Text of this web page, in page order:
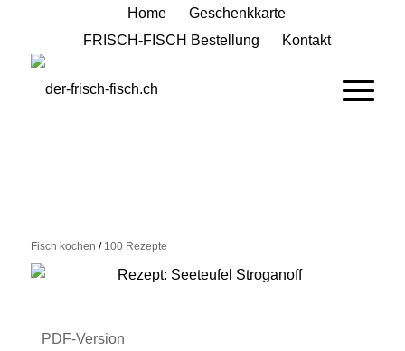
Home
Geschenkkarte
FRISCH-FISCH Bestellung
Kontakt
Fisch kochen / 100 Rezepte
PDF-Version